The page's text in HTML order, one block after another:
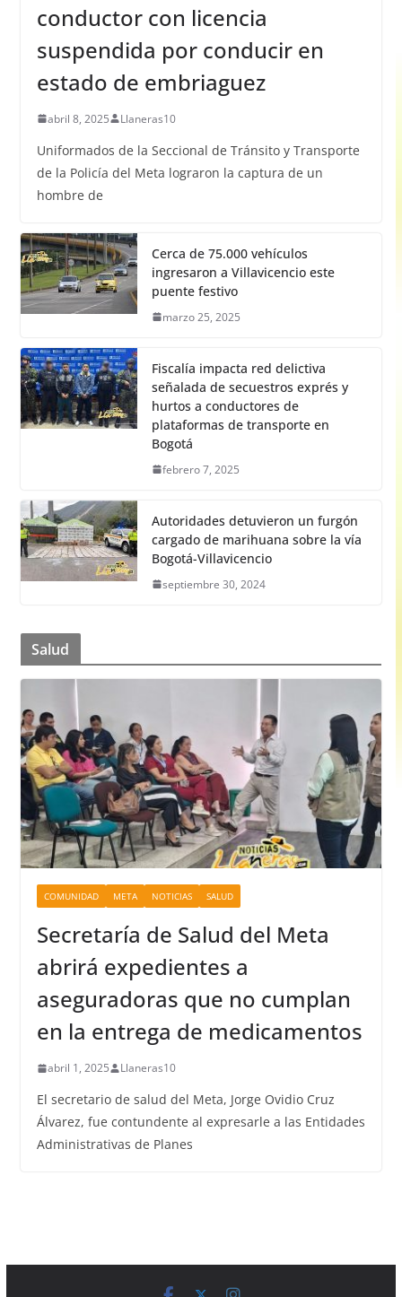
conductor con licencia
suspendida por conducir en
estado de embriaguez
abril 8, 2025 Llaneras10
Uniformados de la Seccional de Tránsito y Transporte
de la Policía del Meta lograron la captura de un
hombre de
Cerca de 75.000 vehículos
ingresaron a Villavicencio este
puente festivo
marzo 25, 2025
Fiscalía impacta red delictiva
señalada de secuestros exprés y
hurtos a conductores de
plataformas de transporte en
Bogotá
febrero 7, 2025
Autoridades detuvieron un furgón
cargado de marihuana sobre la vía
Bogotá-Villavicencio
septiembre 30, 2024
Salud
COMUNIDAD META NOTICIAS SALUD
Secretaría de Salud del Meta
abrirá expedientes a
aseguradoras que no cumplan
en la entrega de medicamentos
abril 1, 2025 Llaneras10
El secretario de salud del Meta, Jorge Ovidio Cruz
Álvarez, fue contundente al expresarle a las Entidades
Administrativas de Planes